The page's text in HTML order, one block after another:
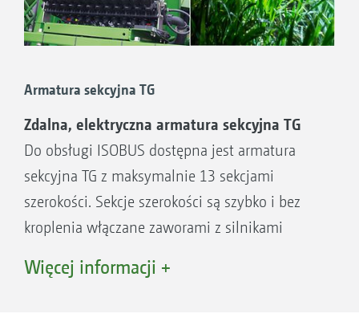
Armatura sekcyjna TG
Zdalna, elektryczna armatura sekcyjna TG
Do obsługi ISOBUS dostępna jest armatura
sekcyjna TG z maksymalnie 13 sekcjami
szerokości. Sekcje szerokości są szybko i bez
kroplenia włączane zaworami z silnikami
Wielkość dawki jest w każdej sytuacji
Więcej informacji +